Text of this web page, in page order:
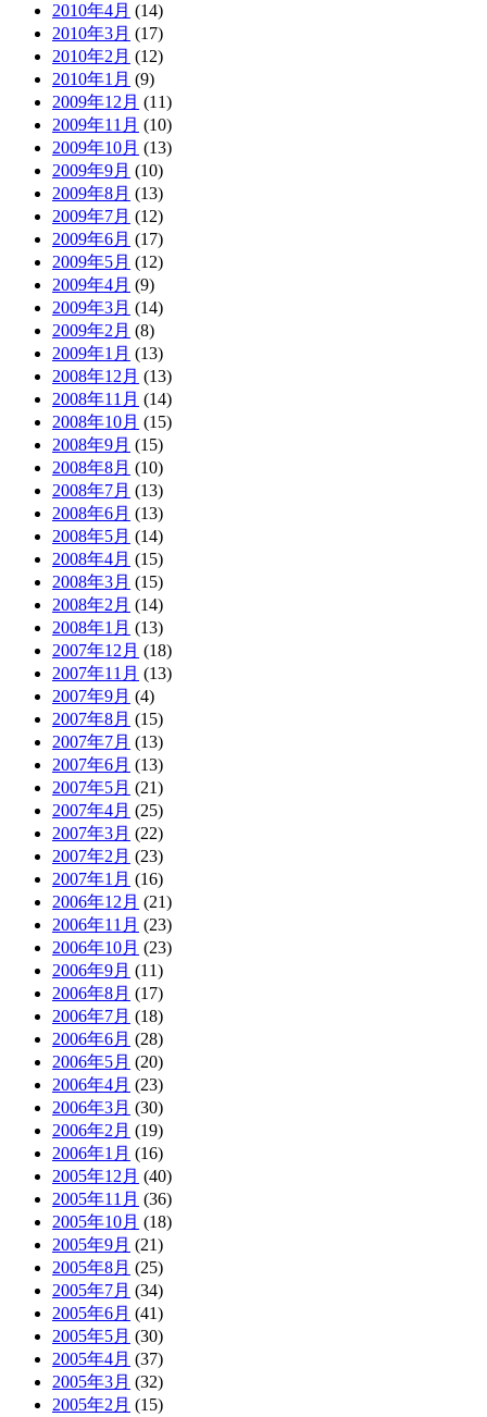
2010年4月 (14)
2010年3月 (17)
2010年2月 (12)
2010年1月 (9)
2009年12月 (11)
2009年11月 (10)
2009年10月 (13)
2009年9月 (10)
2009年8月 (13)
2009年7月 (12)
2009年6月 (17)
2009年5月 (12)
2009年4月 (9)
2009年3月 (14)
2009年2月 (8)
2009年1月 (13)
2008年12月 (13)
2008年11月 (14)
2008年10月 (15)
2008年9月 (15)
2008年8月 (10)
2008年7月 (13)
2008年6月 (13)
2008年5月 (14)
2008年4月 (15)
2008年3月 (15)
2008年2月 (14)
2008年1月 (13)
2007年12月 (18)
2007年11月 (13)
2007年9月 (4)
2007年8月 (15)
2007年7月 (13)
2007年6月 (13)
2007年5月 (21)
2007年4月 (25)
2007年3月 (22)
2007年2月 (23)
2007年1月 (16)
2006年12月 (21)
2006年11月 (23)
2006年10月 (23)
2006年9月 (11)
2006年8月 (17)
2006年7月 (18)
2006年6月 (28)
2006年5月 (20)
2006年4月 (23)
2006年3月 (30)
2006年2月 (19)
2006年1月 (16)
2005年12月 (40)
2005年11月 (36)
2005年10月 (18)
2005年9月 (21)
2005年8月 (25)
2005年7月 (34)
2005年6月 (41)
2005年5月 (30)
2005年4月 (37)
2005年3月 (32)
2005年2月 (15)